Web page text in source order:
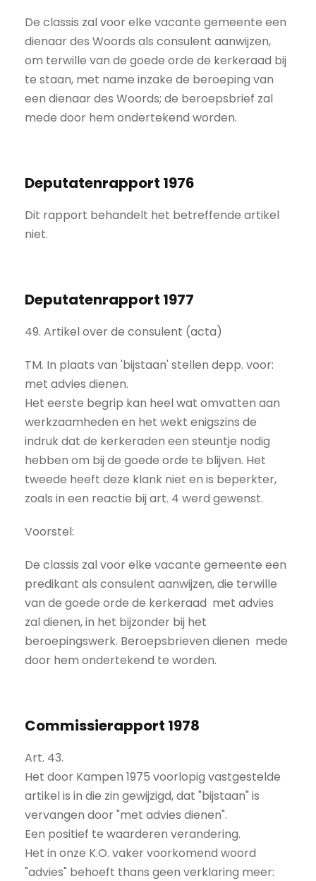
De classis zal voor elke vacante gemeente een
dienaar des Woords als consulent aanwijzen,
om terwille van de goede orde de kerkeraad bij
te staan, met name inzake de beroeping van
een dienaar des Woords; de beroepsbrief zal
mede door hem ondertekend worden.
Deputatenrapport 1976
Dit rapport behandelt het betreffende artikel
niet.
Deputatenrapport 1977
49. Artikel over de consulent (acta)
TM. In plaats van 'bijstaan' stellen depp. voor:
met advies dienen.
Het eerste begrip kan heel wat omvatten aan
werkzaamheden en het wekt enigszins de
indruk dat de kerkeraden een steuntje nodig
hebben om bij de goede orde te blijven. Het
tweede heeft deze klank niet en is beperkter,
zoals in een reactie bij art. 4 werd gewenst.
Voorstel:
De classis zal voor elke vacante gemeente een
predikant als consulent aanwijzen, die terwille
van de goede orde de kerkeraad met advies
zal dienen, in het bijzonder bij het
beroepingswerk. Beroepsbrieven dienen mede
door hem ondertekend te worden.
Commissierapport 1978
Art. 43.
Het door Kampen 1975 voorlopig vastgestelde
artikel is in die zin gewijzigd, dat "bijstaan" is
vervangen door "met advies dienen".
Een positief te waarderen verandering.
Het in onze K.O. vaker voorkomend woord
"advies" behoeft thans geen verklaring meer: